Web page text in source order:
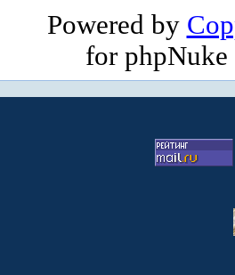
Powered by
for